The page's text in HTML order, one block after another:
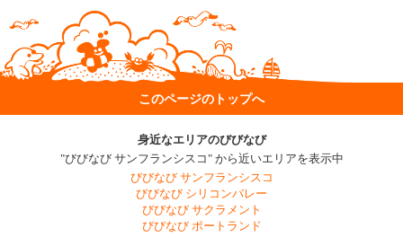
このページのトップへ
身近なエリアのびびなび
"びびなび サンフランシスコ" から近いエリアを表示中
びびなび サンフランシスコ
びびなび シリコンバレー
びびなび サクラメント
びびなび ポートランド